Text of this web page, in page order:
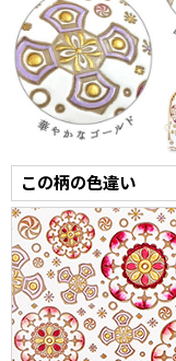
この柄の色違い